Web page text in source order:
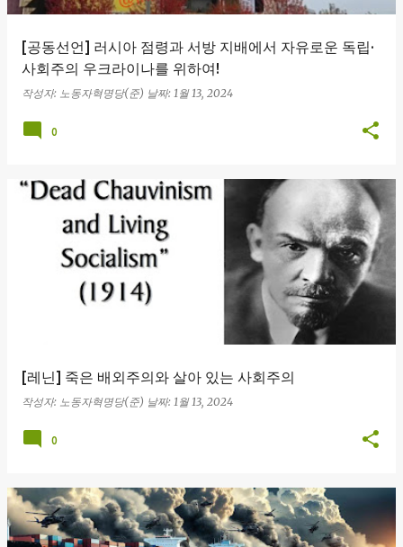
[공동선언] 러시아 점령과 서방 지배에서 자유로운 독립·
사회주의 우크라이나를 위하여!
작성자: 노동자혁명당(준) 날짜: 1월 13, 2024
0
[레닌] 죽은 배외주의와 살아 있는 사회주의
작성자: 노동자혁명당(준) 날짜: 1월 13, 2024
0